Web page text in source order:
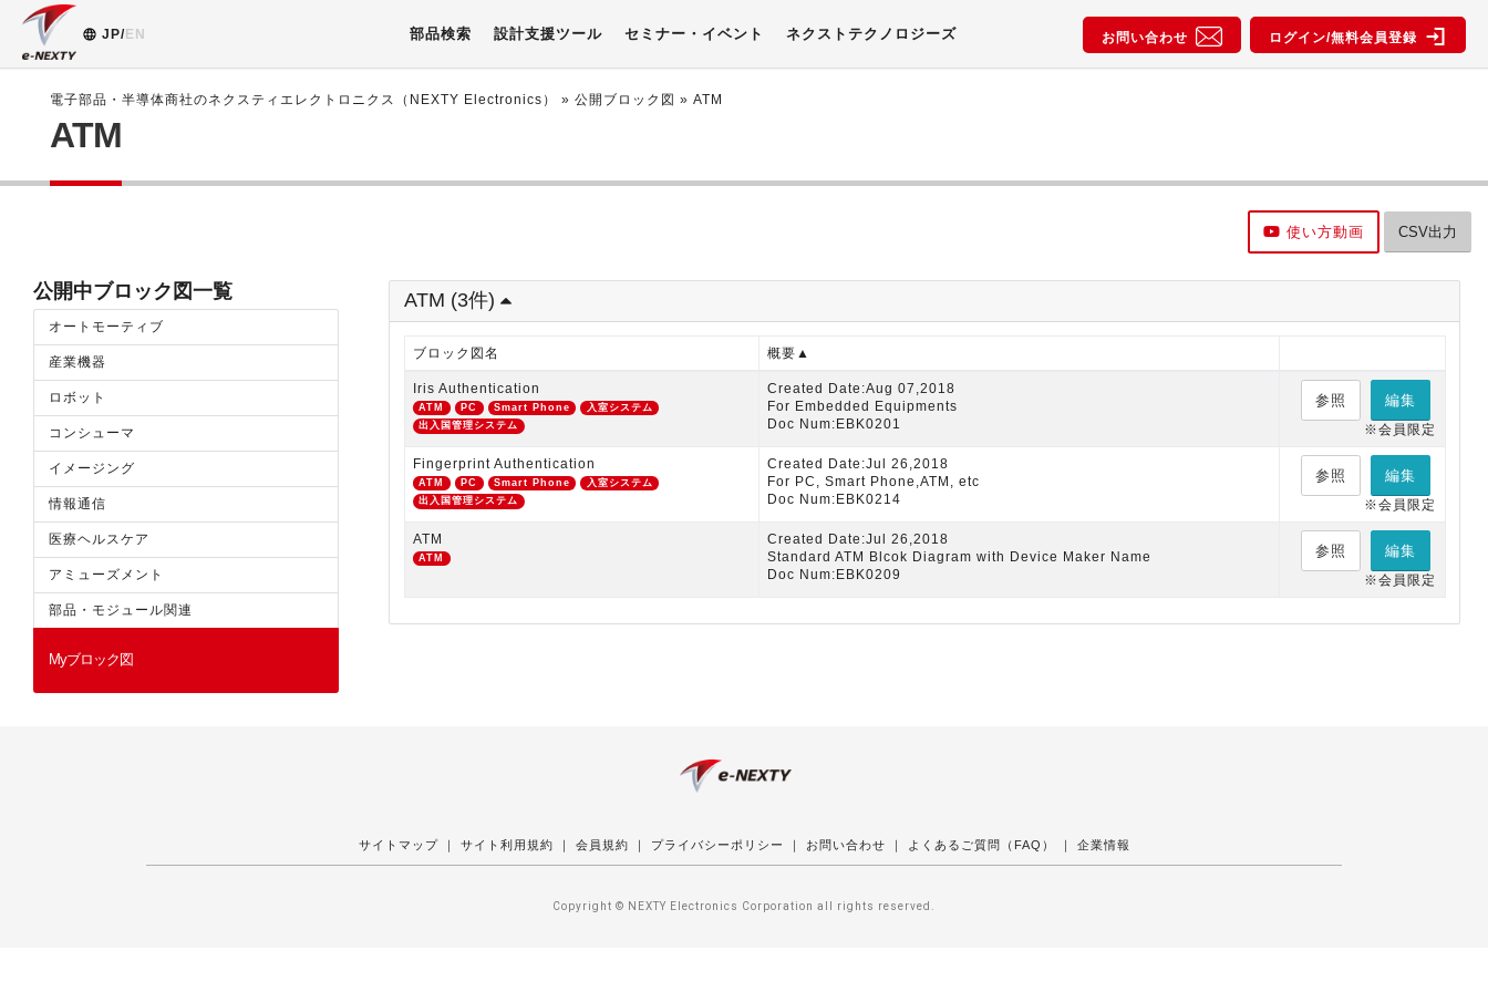
JP/ EN 部品検索 設計支援ツール セミナー・イベント ネクストテクノロジーズ お問い合わせ ログイン/無料会員登録
電子部品・半導体商社のネクスティエレクトロニクス（NEXTY Electronics） » 公開ブロック図 » ATM
ATM
使い方動画 CSV出力
公開中ブロック図一覧
オートモーティブ
産業機器
ロボット
コンシューマ
イメージング
情報通信
医療ヘルスケア
アミューズメント
部品・モジュール関連
Myブロック図
ATM (3件)
ブロック図名 概要▲
Iris Authentication
ATM PC Smart Phone
入室システム
出入国管理システム
Created Date:Aug 07,2018
For Embedded Equipments
Doc Num:EBK0201
参照 編集
※会員限定
Fingerprint Authentication
ATM PC Smart Phone
入室システム
出入国管理システム
Created Date:Jul 26,2018
For PC, Smart Phone,ATM, etc
Doc Num:EBK0214
参照 編集
※会員限定
ATM
ATM
Created Date:Jul 26,2018
Standard ATM Blcok Diagram with Device Maker Name
Doc Num:EBK0209
参照 編集
※会員限定
サイトマップ｜ サイト利用規約 ｜ 会員規約 ｜ プライバシーポリシー ｜ お問い合わせ ｜ よくあるご質問（FAQ） ｜ 企業情報
Copyright © NEXTY Electronics Corporation all rights reserved.